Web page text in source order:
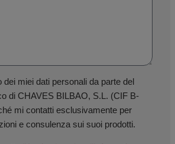
dei miei dati personali da parte del
di CHAVES BILBAO, S.L. (CIF B-
mi contatti esclusivamente per
e consulenza sui suoi prodotti.